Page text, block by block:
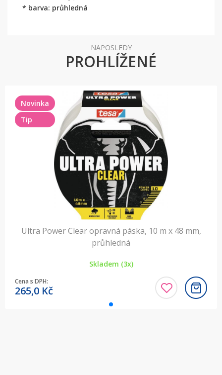
* barva: průhledná
NAPOSLEDY
PROHLÍŽENÉ
Novinka
Tip
Ultra Power Clear opravná páska, 10 m x 48 mm,
průhledná
Skladem (3x)
Cena s DPH:
265,0 Kč